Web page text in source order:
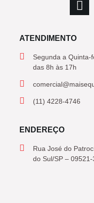
ATENDIMENTO
Segunda a Quinta-
das 8h às 17h
(11) 4228-4746
ENDEREÇO
Rua José do
do Sul/SP – 09521-